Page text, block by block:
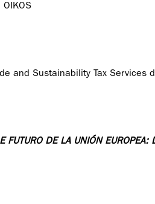
and Sustainability Tax Services
FUTURO DE LA UNIÓN EUROPEA: